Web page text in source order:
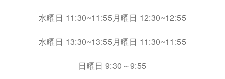
水曜日 11:30~11:55月曜日 12:30~12:55
水曜日 13:30~13:55月曜日 11:30~11:55
日曜日 9:30～9:55